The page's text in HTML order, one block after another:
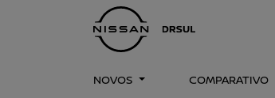
NOVOS COMPARATIVO